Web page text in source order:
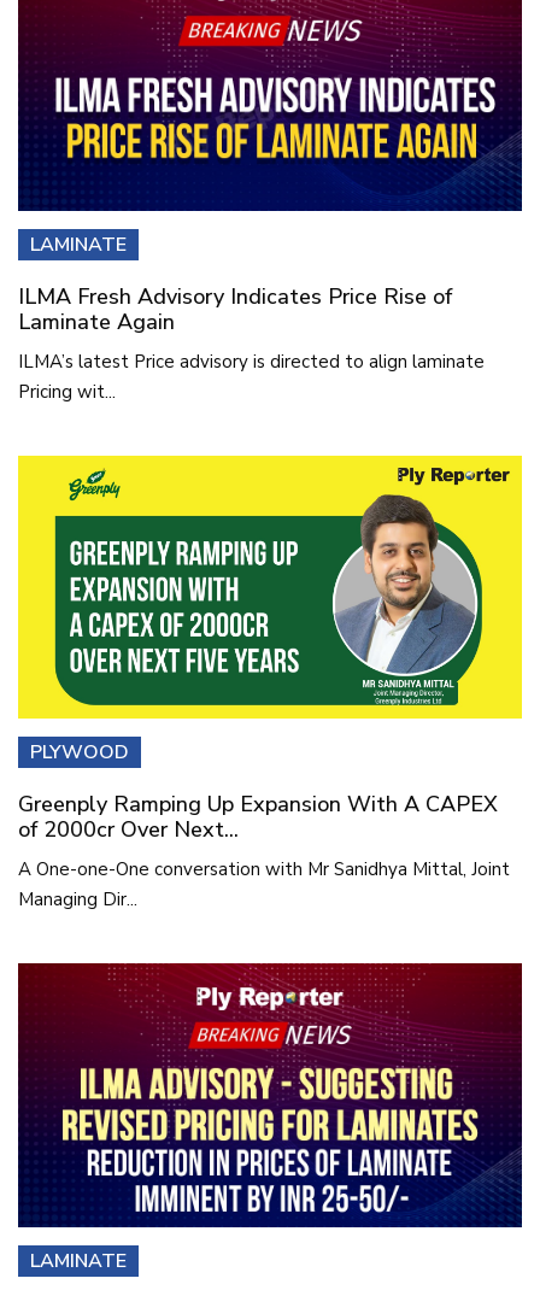
LAMINATE
ILMA Fresh Advisory Indicates Price Rise of
Laminate Again
ILMA’s latest Price advisory is directed to align laminate
Pricing wit...
PLYWOOD
Greenply Ramping Up Expansion With A CAPEX
of 2000cr Over Next...
A One-one-One conversation with Mr Sanidhya Mittal, Joint
Managing Dir...
LAMINATE